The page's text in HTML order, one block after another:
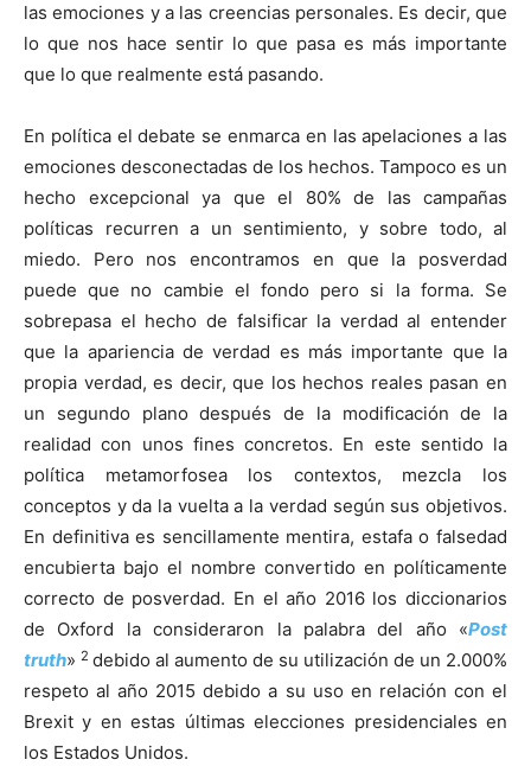
las emociones y a las creencias personales. Es decir, que
lo que nos hace sentir lo que pasa es más importante
que lo que realmente está pasando.
En política el debate se enmarca en las apelaciones a las
emociones desconectadas de los hechos. Tampoco es un
hecho excepcional ya que el 80% de las campañas
políticas recurren a un sentimiento, y sobre todo, al
miedo. Pero nos encontramos en que la posverdad
puede que no cambie el fondo pero si la forma. Se
sobrepasa el hecho de falsificar la verdad al entender
que la apariencia de verdad es más importante que la
propia verdad, es decir, que los hechos reales pasan en
un segundo plano después de la modificación de la
realidad con unos fines concretos. En este sentido la
política metamorfosea los contextos, mezcla los
conceptos y da la vuelta a la verdad según sus objetivos.
En definitiva es sencillamente mentira, estafa o falsedad
encubierta bajo el nombre convertido en políticamente
correcto de posverdad. En el año 2016 los diccionarios
de Oxford la consideraron la palabra del año «Post
truth» 2 debido al aumento de su utilización de un 2.000%
respeto al año 2015 debido a su uso en relación con el
Brexit y en estas últimas elecciones presidenciales en
los Estados Unidos.